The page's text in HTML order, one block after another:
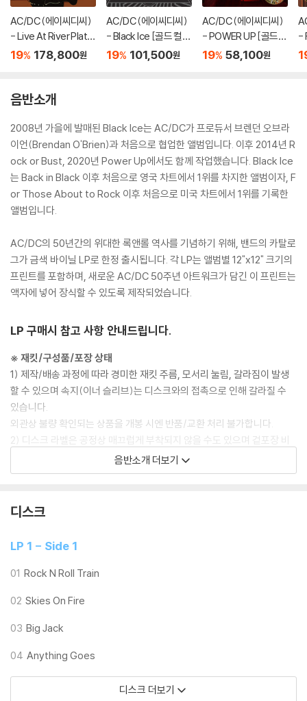
AC/DC (에이씨디씨)
- Live At River Plate
[골드 컬러 3LP]
19% 178,800원
AC/DC (에이씨디씨)
- Black Ice [골드 컬러
2LP]
19% 101,500원
AC/DC (에이씨디씨)
- POWER UP [골드
컬러 LP]
19% 58,100원
-
음반소개
2008년 가을에 발매된 Black Ice는 AC/DC가 프로듀서 브렌던 오브라
이언(Brendan O'Brien)과 처음으로 협업한 앨범입니다. 이후 2014년 R
ock or Bust, 2020년 Power Up에서도 함께 작업했습니다. Black Ice
는 Back in Black 이후 처음으로 영국 차트에서 1위를 차지한 앨범이자, F
or Those About to Rock 이후 처음으로 미국 차트에서 1위를 기록한
앨범입니다.
AC/DC의 50년간의 위대한 록앤롤 역사를 기념하기 위해, 밴드의 카탈로
그가 금색 바이닐 LP로 한정 출시됩니다. 각 LP는 앨범별 12"x12" 크기의
프린트를 포함하며, 새로운 AC/DC 50주년 아트워크가 담긴 이 프린트는
액자에 넣어 장식할 수 있도록 제작되었습니다.
LP 구매시 참고 사항 안내드립니다.
※ 재킷/구성품/포장 상태
1) 제작/배송 과정에 따라 경미한 재킷 주름, 모서리 눌림, 갈라짐이 발생
할 수 있으며 속지(이너 슬리브)는 디스크와의 접촉으로 인해 갈라질 수
있습니다.
외관상 불량 확인되는 상품을 개봉 시엔 반품/교환 처리 불가합니다.
2) 디스크 라벨은 공정상 매끄럽게 부착되지 않을 수도 있으며 겉포장 비
닐은 품질보증대상이 아닙니다.
3) 일본 제작 LP는 대부분 겉비닐이 밀봉되어 있지 않습니다.
※ 재생 불량
1) 침압 조절 기능이 없는 턴테이블을 사용하시는 경우, (주로 올인원 형태
수 있습니다.
하니 침압 조절이 가능한 기기에서 재생하실 것을 권유 드립니다.
2) 디스크는 정전기와 먼지로 인해 재생이 원활하지 않은 경우가 있습니
다. 전용 제품으로 이를 제거하면 대부분 해결됩니다.
3) 바늘에 먼지가 쌓이는 경우에도 재생이 원활하지 않을 수 있습니다.
음반소개 더보기
디스크
LP 1 - Side 1
01 Rock N Roll Train
02 Skies On Fire
03 Big Jack
04 Anything Goes
디스크 더보기